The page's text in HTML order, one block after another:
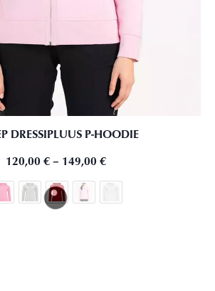
DRESSIPLUUS P-HOODIE
120,00 € – 149,00 €